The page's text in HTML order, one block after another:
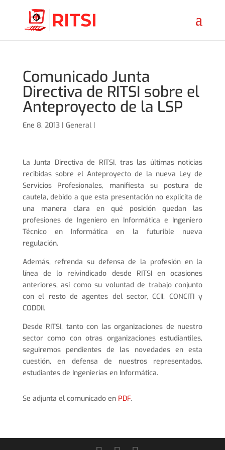
Comunicado Junta
Directiva de RITSI sobre el
Anteproyecto de la LSP
Ene 8, 2013 | General|
La Junta Directiva de RITSI, tras las últimas noticias
recibidas sobre el Anteproyecto de la nueva Ley de
Servicios Profesionales, manifiesta su postura de
cautela, debido a que esta presentación no explicita de
una manera clara en qué posición quedan las
profesiones de Ingeniero en Informática e Ingeniero
Técnico en Informática en la futurible nueva
regulación.
Además, refrenda su defensa de la profesión en la
línea de lo reivindicado desde RITSI en ocasiones
anteriores, así como su voluntad de trabajo conjunto
con el resto de agentes del sector, CCII, CONCITI y
CODDII.
Desde RITSI, tanto con las organizaciones de nuestro
sector como con otras organizaciones estudiantiles,
seguiremos pendientes de las novedades en esta
cuestión, en defensa de nuestros representados,
estudiantes de Ingenierías en Informática.
Se adjunta el comunicado en PDF.